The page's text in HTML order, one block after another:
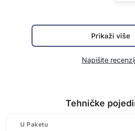
Prikaži više
Napišite
Tehničke
U Paketu